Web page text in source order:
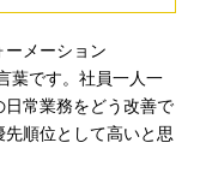
メーション
葉です。社員一人一
日常業務をどう改善で
順位として高いと思